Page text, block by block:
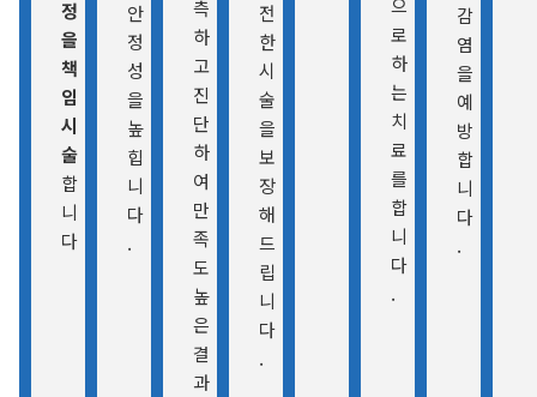
정
을
책
임
시
술
합
니
다
안
정
성
을
높
힙
니
다
.
측
하
고
진
단
하
여
만
족
도
높
은
결
과
전
한
시
술
을
보
장
해
드
립
니
다
.
으
로
하
는
치
료
를
합
니
다
.
감
염
을
예
방
합
니
다
.